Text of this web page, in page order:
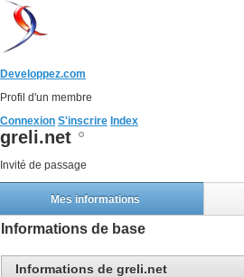
Developpez.com
Profil d'un membre
Connexion S'inscrire Index
greli.net
Invité de passage
Mes informations
Informations de base
Informations de greli.net